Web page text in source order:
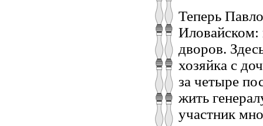
Теперь
Иловайском:
дворов.
хозяйка с
за четыре
жить
участник